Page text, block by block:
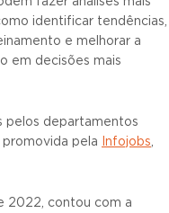
identificar tendências,
e melhorar a
em decisões mais
pelos departamentos
pela
Infojobs,
2022, contou com a